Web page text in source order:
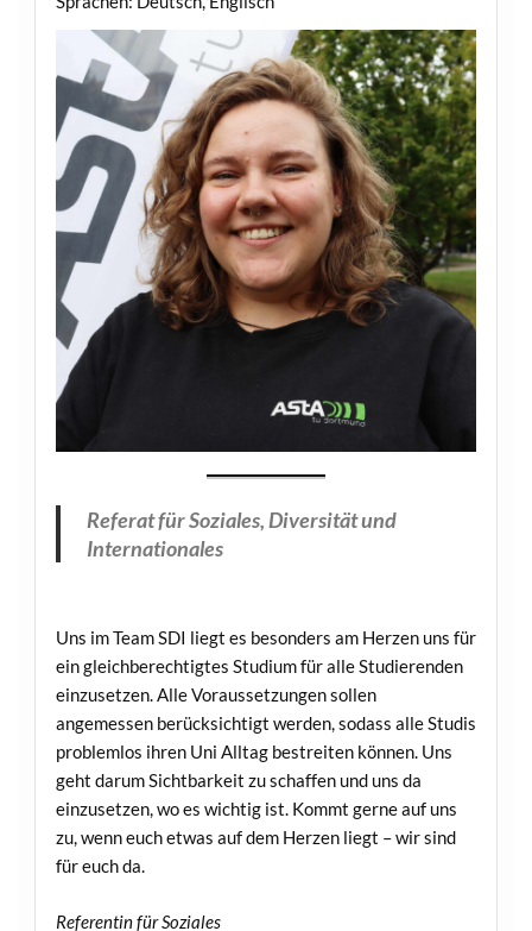
Referat für Soziales, Diversität und
Internationales
Uns im Team SDI liegt es besonders am Herzen uns für
ein gleichberechtigtes Studium für alle Studierenden
einzusetzen. Alle Voraussetzungen sollen
angemessen berücksichtigt werden, sodass alle Studis
problemlos ihren Uni Alltag bestreiten können. Uns
geht darum Sichtbarkeit zu schaffen und uns da
einzusetzen, wo es wichtig ist. Kommt gerne auf uns
zu, wenn euch etwas auf dem Herzen liegt – wir sind
für euch da.
Referentin für Soziales